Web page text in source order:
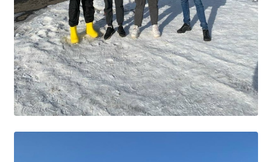
Образование
Образовательные стандарты и требования
Руководство
Педагогический состав
Материально-техническое обеспечение и
оснащенность образовательного процесса.
Доступная среда